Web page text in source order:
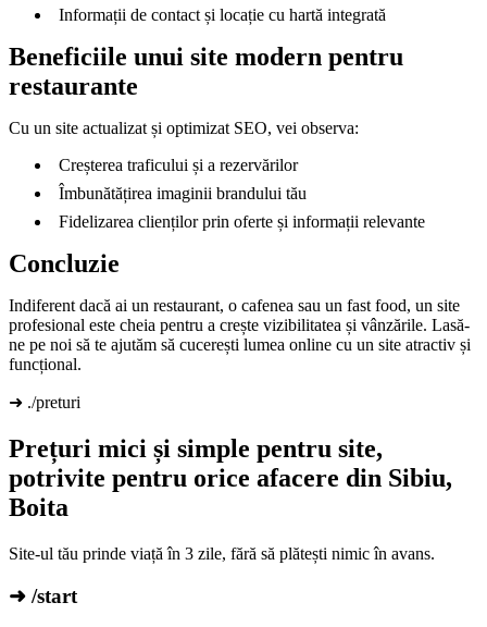
Informații de contact și locație cu hartă integrată
Beneficiile unui site modern pentru
restaurante
Cu un site actualizat și optimizat SEO, vei observa:
Creșterea traficului și a rezervărilor
Îmbunătățirea imaginii brandului tău
Fidelizarea clienților prin oferte și informații relevante
Concluzie
Indiferent dacă ai un restaurant, o cafenea sau un fast food, un site
profesional este cheia pentru a crește vizibilitatea și vânzările. Lasă-
ne pe noi să te ajutăm să cucerești lumea online cu un site atractiv și
funcțional.
➜ ./preturi
Prețuri mici și simple pentru site,
potrivite pentru orice afacere din Sibiu,
Boita
Site-ul tău prinde viață în 3 zile, fără să plătești nimic în avans.
➜ /start